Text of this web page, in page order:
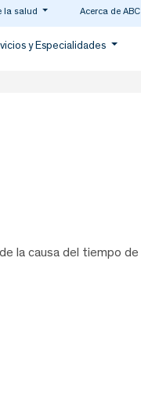
la salud Acerca de ABC
y Especialidades
la causa del tiempo de